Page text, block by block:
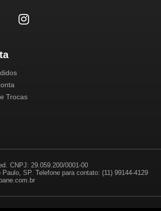
Trocas
CNPJ: 29.059.200/0001-00
Paulo, SP. Telefone para contato: (11) 99144-4129